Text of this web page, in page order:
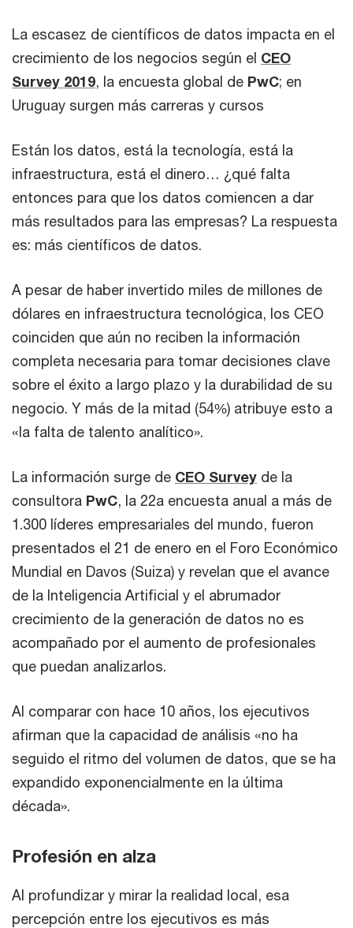
La escasez de científicos de datos impacta en el
crecimiento de los negocios según el CEO
Survey 2019, la encuesta global de PwC; en
Uruguay surgen más carreras y cursos
Están los datos, está la tecnología, está la
infraestructura, está el dinero… ¿qué falta
entonces para que los datos comiencen a dar
más resultados para las empresas? La respuesta
es: más científicos de datos.
A pesar de haber invertido miles de millones de
dólares en infraestructura tecnológica, los CEO
coinciden que aún no reciben la información
completa necesaria para tomar decisiones clave
sobre el éxito a largo plazo y la durabilidad de su
negocio. Y más de la mitad (54%) atribuye esto a
«la falta de talento analítico».
La información surge de CEO Survey de la
consultora PwC, la 22a encuesta anual a más de
1.300 líderes empresariales del mundo, fueron
presentados el 21 de enero en el Foro Económico
Mundial en Davos (Suiza) y revelan que el avance
de la Inteligencia Artificial y el abrumador
crecimiento de la generación de datos no es
acompañado por el aumento de profesionales
que puedan analizarlos.
Al comparar con hace 10 años, los ejecutivos
afirman que la capacidad de análisis «no ha
seguido el ritmo del volumen de datos, que se ha
expandido exponencialmente en la última
década».
Profesión en alza
Al profundizar y mirar la realidad local, esa
percepción entre los ejecutivos es más